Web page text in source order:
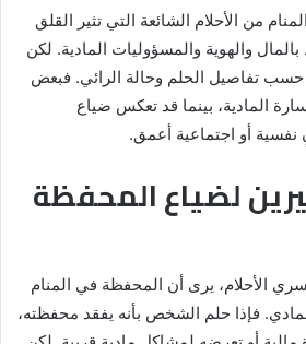
من الأحلام الشائعة التي تثير القلق
والهوية والمسؤوليات المادية. لكن
حسب تفاصيل الحلم وحالة الرائي. فبعض
المادية، بينما قد تعكس ضياع
أو اجتماعية أعمق.
لضياع المحفظة
الأحلام، يرى أن المحفظة في المنام
فإذا حلم الشخص بأنه يفقد محفظته،